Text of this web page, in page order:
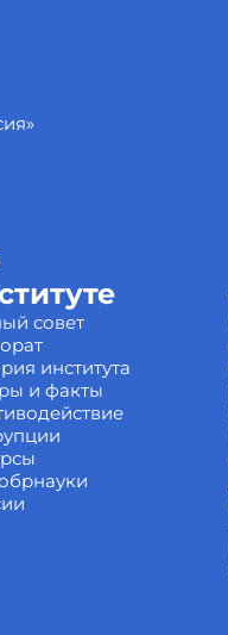
совет
института
и факты